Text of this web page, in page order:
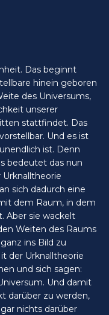
Das beginnt
hinein geboren
des Universums,
unserer
stattfindet. Das
Und es ist
ist. Denn
bedeutet das nun
sich dadurch eine
dem Raum, in dem
Aber sie wackelt
Weiten des Raums
ins Bild zu
der Urknalltheorie
und sich sagen:
Und damit
darüber zu werden,
nichts darüber